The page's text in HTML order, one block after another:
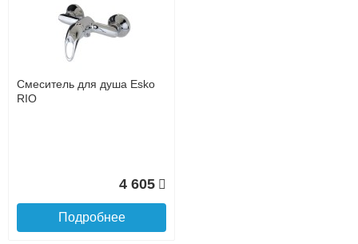
Интернет-деньгами (Yandex-деньги, Web-money,
Qiwi-кошельки и другие).
Безналичный расчёт (возможно и с НДС)
подробнее...
Смеситель для душа Esko
RIO
4 605
Подробнее